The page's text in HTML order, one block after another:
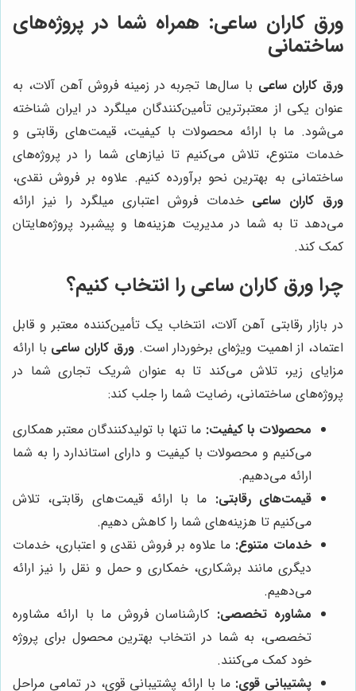
ورق کاران ساعی: همراه شما در پروژه‌های
ساختمانی
ورق کاران ساعی با سال‌ها تجربه در زمینه فروش آهن آلات، به
عنوان یکی از معتبرترین تأمین‌کنندگان میلگرد در ایران شناخته
می‌شود. ما با ارائه محصولات با کیفیت، قیمت‌های رقابتی و
خدمات متنوع، تلاش می‌کنیم تا نیازهای شما را در پروژه‌های
ساختمانی به بهترین نحو برآورده کنیم. علاوه بر فروش نقدی،
ورق کاران ساعی خدمات فروش اعتباری میلگرد را نیز ارائه
می‌دهد تا به شما در مدیریت هزینه‌ها و پیشبرد پروژه‌هایتان
کمک کند.
چرا ورق کاران ساعی را انتخاب کنیم؟
در بازار رقابتی آهن آلات، انتخاب یک تأمین‌کننده معتبر و قابل
اعتماد، از اهمیت ویژه‌ای برخوردار است.ورق کاران ساعی با ارائه
مزایای زیر، تلاش می‌کند تا به عنوان شریک تجاری شما در
پروژه‌های ساختمانی، رضایت شما را جلب کند:
محصولات با کیفیت: ما تنها با تولیدکنندگان معتبر همکاری
می‌کنیم و محصولات با کیفیت و دارای استاندارد را به شما
ارائه می‌دهیم.
قیمت‌های رقابتی: ما با ارائه قیمت‌های رقابتی، تلاش
می‌کنیم تا هزینه‌های شما را کاهش دهیم.
خدمات متنوع: ما علاوه بر فروش نقدی و اعتباری، خدمات
دیگری مانند برشکاری، خمکاری و حمل و نقل را نیز ارائه
می‌دهیم.
مشاوره تخصصی: کارشناسان فروش ما با ارائه مشاوره
تخصصی، به شما در انتخاب بهترین محصول برای پروژه
خود کمک می‌کنند.
پشتیبانی قوی: ما با ارائه پشتیبانی قوی، در تمامی مراحل